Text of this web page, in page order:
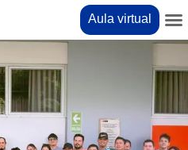
Aula virtual